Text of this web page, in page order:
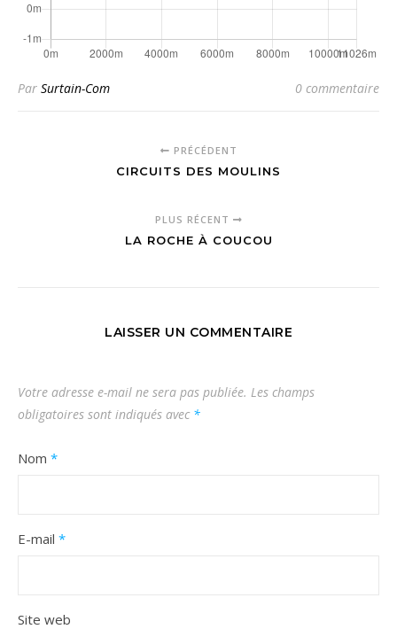
Par Surtain-Com 0 commentaire
PRÉCÉDENT
CIRCUITS DES MOULINS
PLUS RÉCENT
LA ROCHE À COUCOU
LAISSER UN COMMENTAIRE
Votre adresse e-mail ne sera pas publiée. Les champs
obligatoires sont indiqués avec *
Nom *
E-mail *
Site web